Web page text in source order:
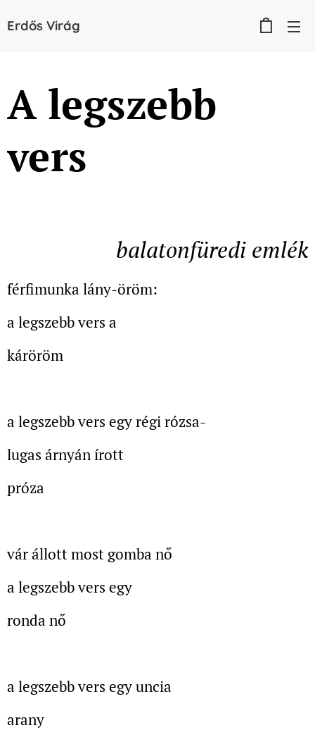
Erdős Virág
A legszebb
vers
balatonfüredi emlék
férfimunka lány-öröm:
a legszebb vers a
káröröm
a legszebb vers egy régi rózsa-
lugas árnyán írott
próza
vár állott most gomba nő
a legszebb vers egy
ronda nő
a legszebb vers egy uncia
arany